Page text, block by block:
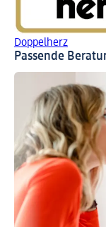
Doppelherz
Passende